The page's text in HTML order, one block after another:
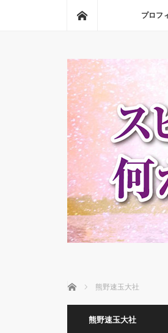
プロフ
ホーム 熊野速玉大社
熊野速玉大社